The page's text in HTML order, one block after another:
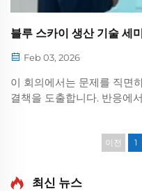
블루 스카이 생산 기술 세
Feb 03, 2026
이 회의에서는 문제를 직면
결책을 도출합니다. 반응에
이전 1
최신 뉴스